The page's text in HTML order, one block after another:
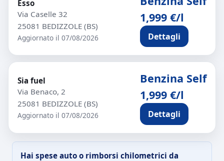
Esso
Via Caselle 32
25081 BEDIZZOLE (BS)
Aggiornato il 07/08/2026
1,999 €/l
Dettagli
Sia fuel
Via Benaco, 2
25081 BEDIZZOLE (BS)
Aggiornato il 07/08/2026
Benzina Self
1,999 €/l
Dettagli
Hai spese auto o rimborsi chilometrici da